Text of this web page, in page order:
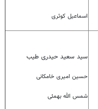
اسماعیل کوثری
سید سعید حیدری طیب
حسین امیری خامکانی
شمس الله بهمئی